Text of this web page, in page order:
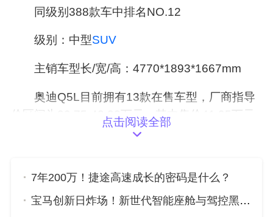
同级别388款车中排名NO.12
级别：中型SUV
主销车型长/宽/高：4770*1893*1667mm
奥迪Q5L目前拥有13款在售车型，厂商指导
价区间为39.75-48.88万元，其中售价41.95万元
的，2023款 奥迪Q5L 40T 豪华动感型，关注度
点击阅读全部
7年200万！捷途高速成长的密码是什么？
宝马创新日炸场！新世代智能座舱与驾控黑科技来袭